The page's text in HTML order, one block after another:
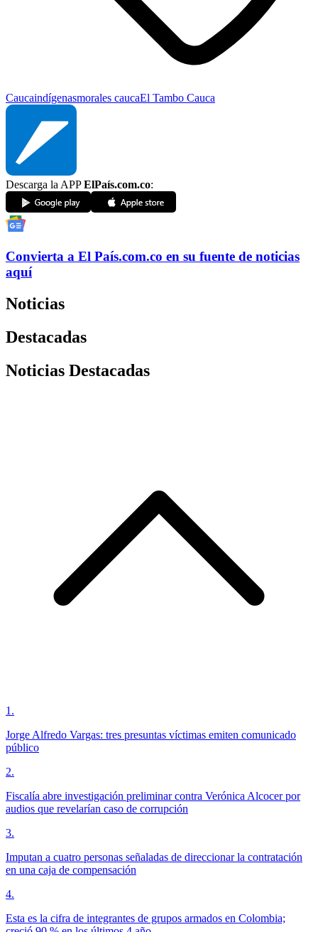
Caucaindígenasmorales caucaEl Tambo Cauca
Descarga la APPElPaís.com.co:
Convierta a El País.com.co en su fuente de noticias
aquí
Noticias
Destacadas
Noticias Destacadas
1 .
Jorge Alfredo Vargas: tres presuntas víctimas emiten comunicado
público
2.
Fiscalía abre investigación preliminar contra Verónica Alcocer por
audios que revelarían caso de corrupción
3.
Imputan a cuatro personas señaladas de direccionar la contratación
en una caja de compensación
4.
Esta es la cifra de integrantes de grupos armados en Colombia;